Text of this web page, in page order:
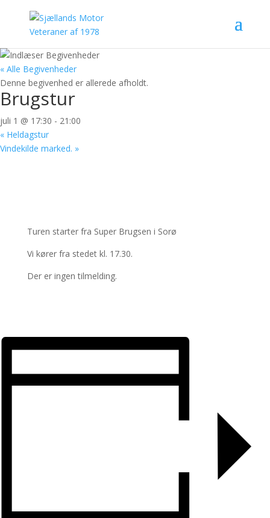
« Alle Begivenheder
Denne begivenhed er allerede afholdt.
Brugstur
juli 1 @ 17:30 - 21:00
« Heldagstur
Vindekilde marked. »
Turen starter fra Super Brugsen i Sorø
Vi kører fra stedet kl. 17.30.
Der er ingen tilmelding.